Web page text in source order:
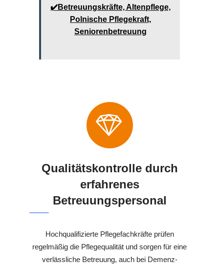
✔️Betreuungskräfte, Altenpflege,
Polnische Pflegekraft,
Seniorenbetreuung
Qualitätskontrolle durch
erfahrenes
Betreuungspersonal
Hochqualifizierte Pflegefachkräfte prüfen
regelmäßig die Pflegequalität und sorgen für eine
verlässliche Betreuung, auch bei Demenz-